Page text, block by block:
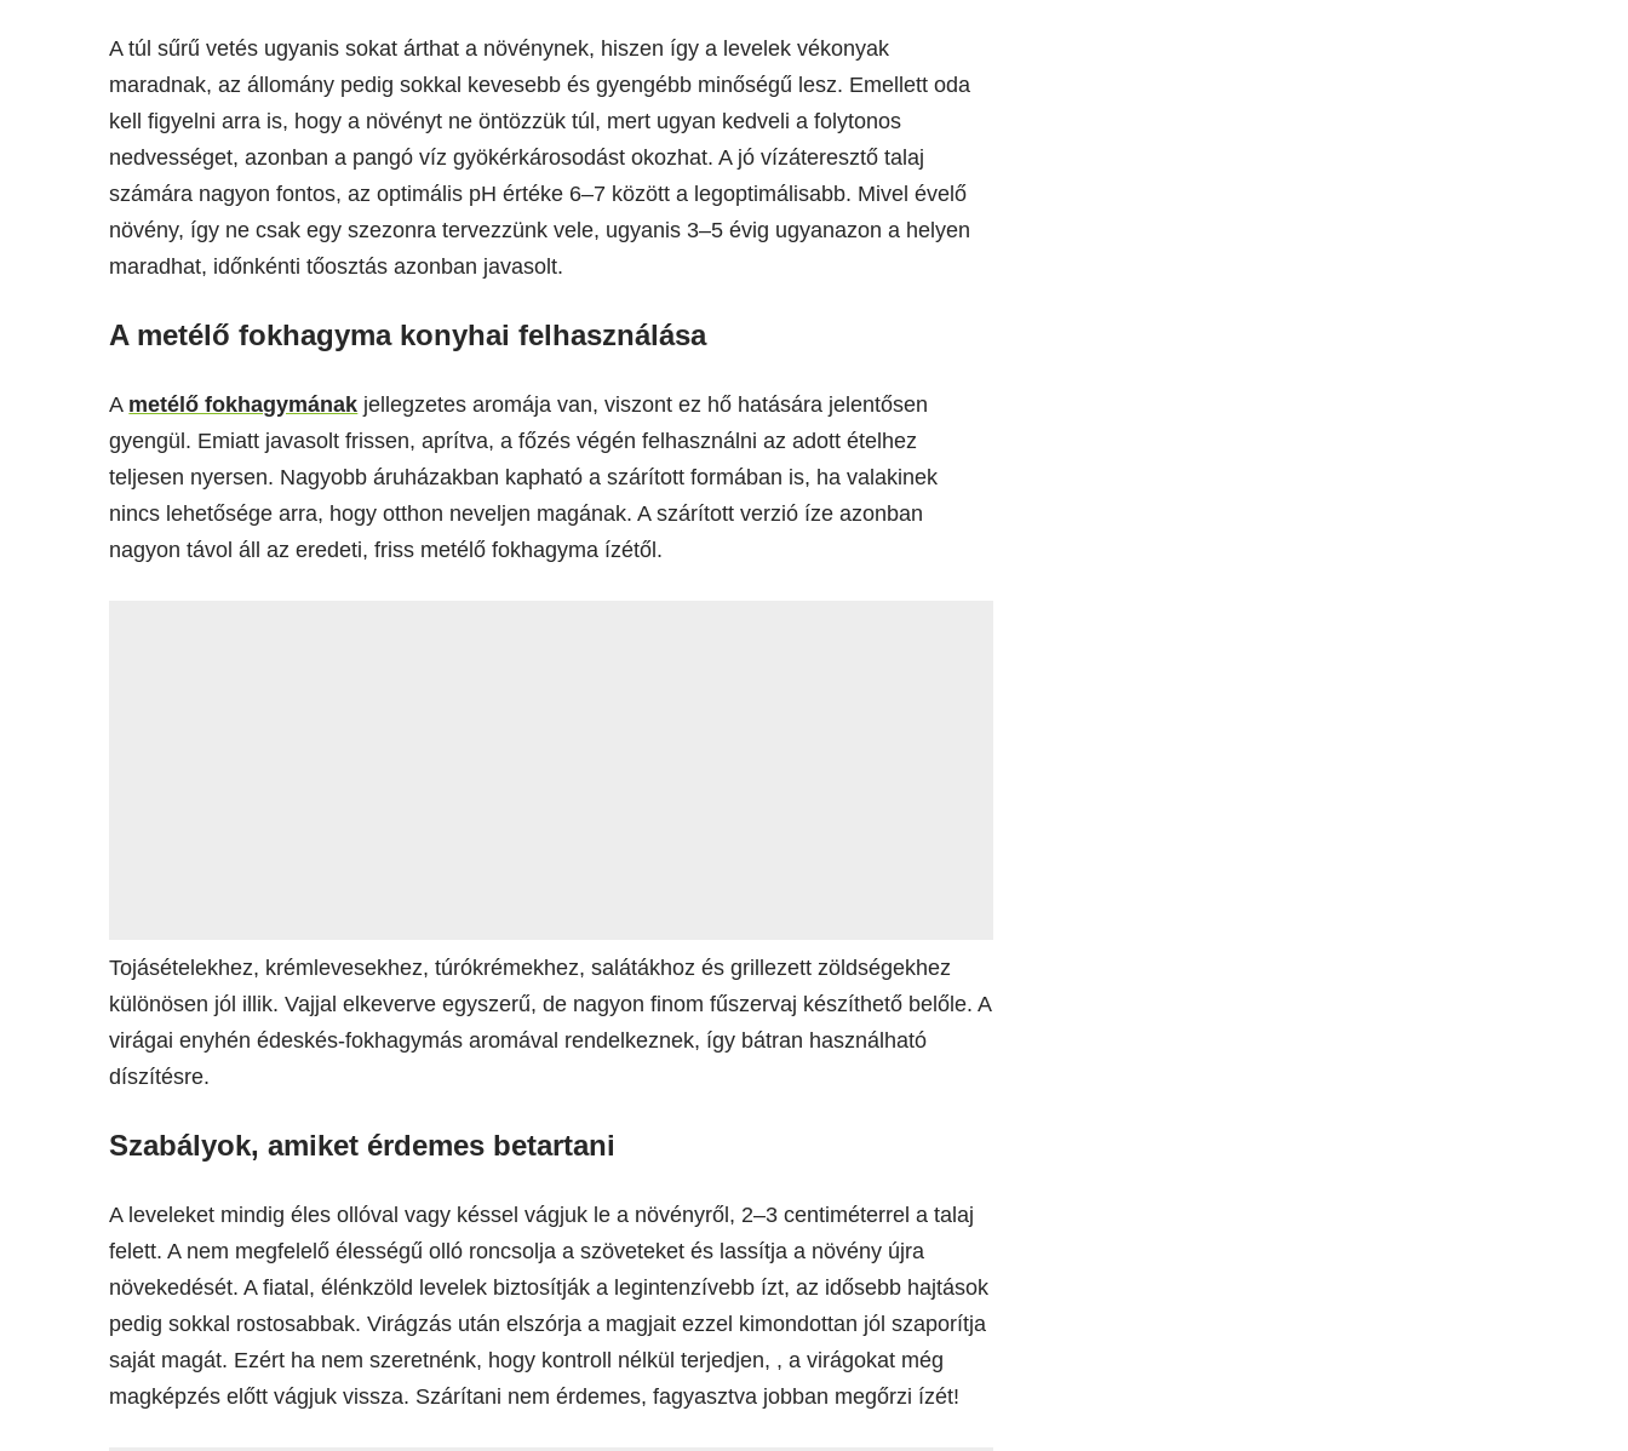
A túl sűrű vetés ugyanis sokat árthat a növénynek, hiszen így a levelek vékonyak
maradnak, az állomány pedig sokkal kevesebb és gyengébb minőségű lesz. Emellett oda
kell figyelni arra is, hogy a növényt ne öntözzük túl, mert ugyan kedveli a folytonos
nedvességet, azonban a pangó víz gyökérkárosodást okozhat. A jó vízáteresztő talaj
számára nagyon fontos, az optimális pH értéke 6–7 között a legoptimálisabb. Mivel évelő
növény, így ne csak egy szezonra tervezzünk vele, ugyanis 3–5 évig ugyanazon a helyen
maradhat, időnkénti tőosztás azonban javasolt.
A metélő fokhagyma konyhai felhasználása
A metélő fokhagymának jellegzetes aromája van, viszont ez hő hatására jelentősen
gyengül. Emiatt javasolt frissen, aprítva, a főzés végén felhasználni az adott ételhez
teljesen nyersen. Nagyobb áruházakban kapható a szárított formában is, ha valakinek
nincs lehetősége arra, hogy otthon neveljen magának. A szárított verzió íze azonban
nagyon távol áll az eredeti, friss metélő fokhagyma ízétől.
Tojásételekhez, krémlevesekhez, túrókrémekhez, salátákhoz és grillezett zöldségekhez
különösen jól illik. Vajjal elkeverve egyszerű, de nagyon finom fűszervaj készíthető belőle. A
virágai enyhén édeskés-fokhagymás aromával rendelkeznek, így bátran használható
díszítésre.
Szabályok, amiket érdemes betartani
A leveleket mindig éles ollóval vagy késsel vágjuk le a növényről, 2–3 centiméterrel a talaj
felett. A nem megfelelő élességű olló roncsolja a szöveteket és lassítja a növény újra
növekedését. A fiatal, élénkzöld levelek biztosítják a legintenzívebb ízt, az idősebb hajtások
pedig sokkal rostosabbak. Virágzás után elszórja a magjait ezzel kimondottan jól szaporítja
saját magát. Ezért ha nem szeretnénk, hogy kontroll nélkül terjedjen, , a virágokat még
magképzés előtt vágjuk vissza. Szárítani nem érdemes, fagyasztva jobban megőrzi ízét!